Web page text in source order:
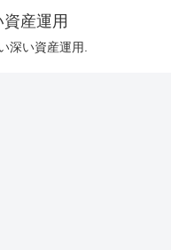
資産運用
深い資産運用.